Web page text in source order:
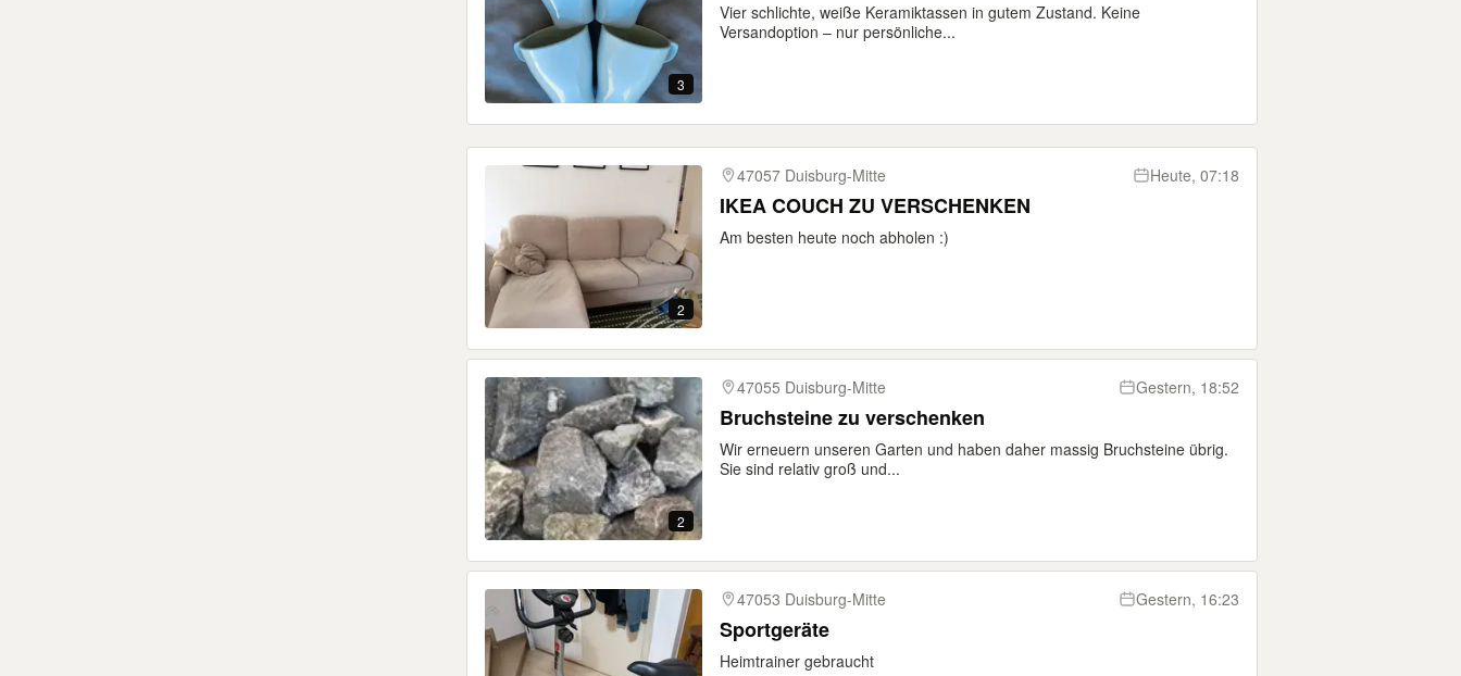
3
Vier schlichte, weiße Keramiktassen in gutem Zustand. Keine
Versandoption – nur persönliche...
2
47057 Duisburg-Mitte Heute, 07:18
IKEA COUCH ZU VERSCHENKEN
Am besten heute noch abholen :)
2
47055 Duisburg-Mitte Gestern, 18:52
Bruchsteine zu verschenken
Wir erneuern unseren Garten und haben daher massig Bruchsteine übrig.
Sie sind relativ groß und...
47053 Duisburg-Mitte Gestern, 16:23
Sportgeräte
Heimtrainer gebraucht